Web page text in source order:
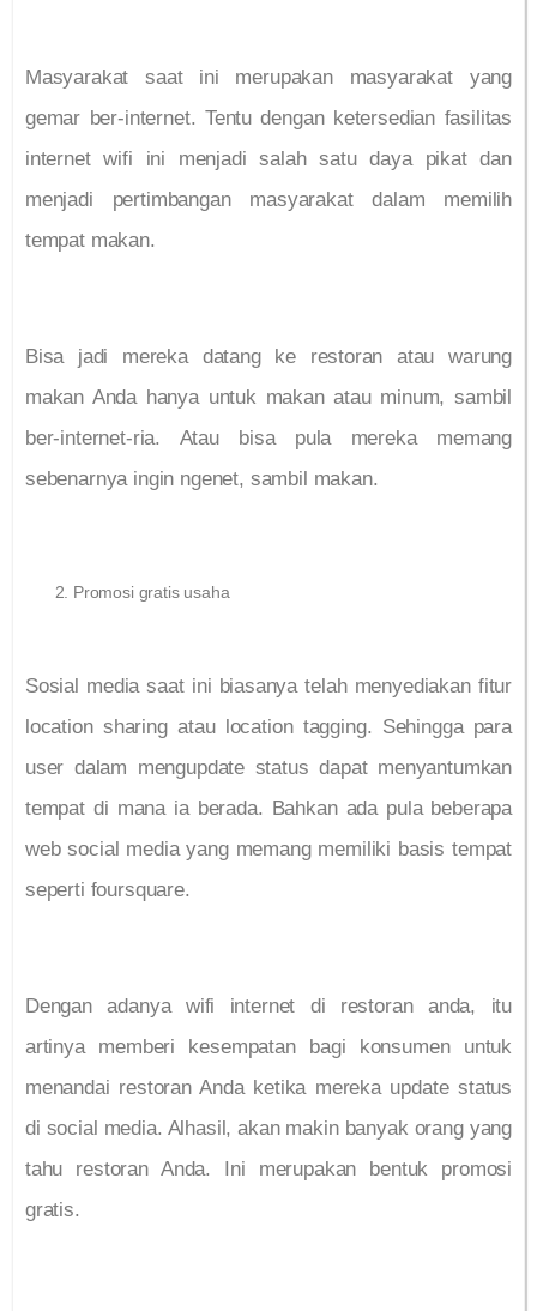
Masyarakat saat ini merupakan masyarakat yang
gemar ber-internet. Tentu dengan ketersedian fasilitas
internet wifi ini menjadi salah satu daya pikat dan
menjadi pertimbangan masyarakat dalam memilih
tempat makan.
Bisa jadi mereka datang ke restoran atau warung
makan Anda hanya untuk makan atau minum, sambil
ber-internet-ria. Atau bisa pula mereka memang
sebenarnya ingin ngenet, sambil makan.
Promosi gratis usaha
Sosial media saat ini biasanya telah menyediakan fitur
location sharing atau location tagging. Sehingga para
user dalam mengupdate status dapat menyantumkan
tempat di mana ia berada. Bahkan ada pula beberapa
web social media yang memang memiliki basis tempat
seperti foursquare.
Dengan adanya wifi internet di restoran anda, itu
artinya memberi kesempatan bagi konsumen untuk
menandai restoran Anda ketika mereka update status
di social media. Alhasil, akan makin banyak orang yang
tahu restoran Anda. Ini merupakan bentuk promosi
gratis.